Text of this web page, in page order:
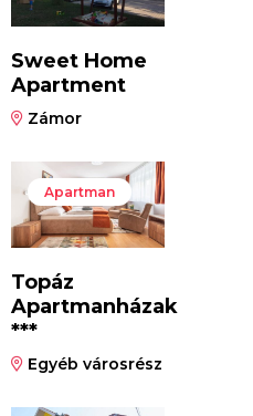
Sweet Home
Apartment
Zámor
Apartman
Topáz
Apartmanházak
***
Egyéb városrész